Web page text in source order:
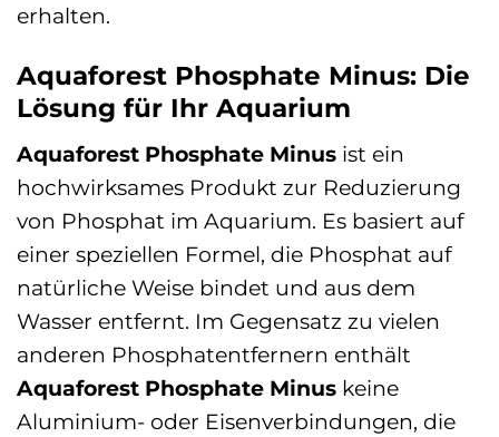
erhalten.
Aquaforest Phosphate Minus: Die
Lösung für Ihr Aquarium
Aquaforest Phosphate Minus ist ein
hochwirksames Produkt zur Reduzierung
von Phosphat im Aquarium. Es basiert auf
einer speziellen Formel, die Phosphat auf
natürliche Weise bindet und aus dem
Wasser entfernt. Im Gegensatz zu vielen
anderen Phosphatentfernern enthält
Aquaforest Phosphate Minus keine
Aluminium- oder Eisenverbindungen, die